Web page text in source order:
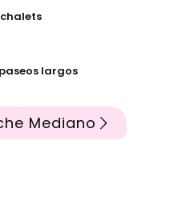
largos
Mediano